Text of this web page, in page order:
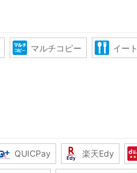
マルチコピー イー
QUICPay 楽天Edy